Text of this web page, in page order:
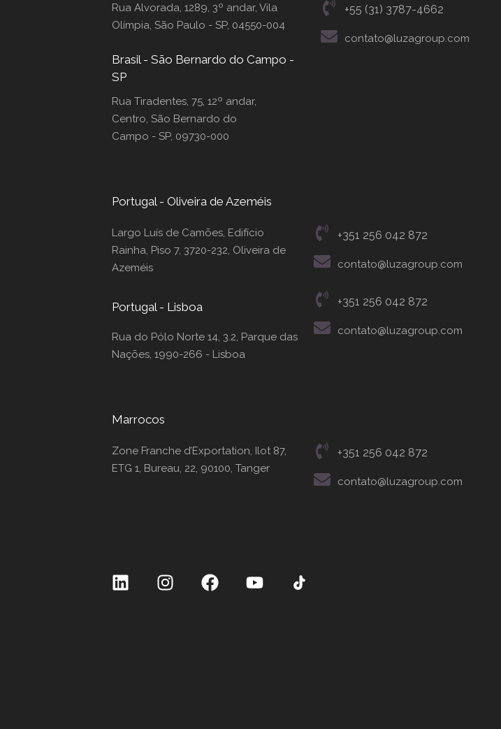
Rua Alvorada, 1289, 3º andar, Vila
Olímpia, São Paulo - SP, 04550-004
Brasil - São Bernardo do Campo -
SP
Rua Tiradentes, 75, 12º andar,
Centro, São Bernardo do
Campo - SP, 09730-000
+55 (31) 3787-4662
contato@luzagroup.com
Portugal - Oliveira de Azeméis
Largo Luís de Camões, Edifício
Rainha, Piso 7, 3720-232, Oliveira de
Azeméis
Portugal - Lisboa
Rua do Pólo Norte 14, 3.2, Parque das
Nações, 1990-266 - Lisboa
+351 256 042 872
contato@luzagroup.com
+351 256 042 872
contato@luzagroup.com
Marrocos
Zone Franche d’Exportation, Ilot 87,
ETG 1, Bureau, 22, 90100, Tanger
+351 256 042 872
contato@luzagroup.com